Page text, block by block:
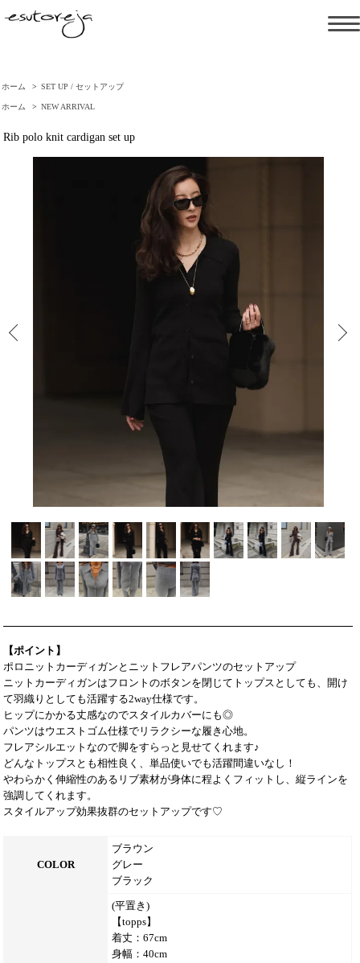
ホーム > SET UP / セットアップ
ホーム > NEW ARRIVAL
Rib polo knit cardigan set up
【ポイント】
ポロニットカーディガンとニットフレアパンツのセットアップ
ニットカーディガンはフロントのボタンを閉じてトップスとしても、開け
て羽織りとしても活躍する2way仕様です。
ヒップにかかる丈感なのでスタイルカバーにも◎
パンツはウエストゴム仕様でリラクシーな履き心地。
フレアシルエットなので脚をすらっと見せてくれます♪
どんなトップスとも相性良く、単品使いでも活躍間違いなし！
やわらかく伸縮性のあるリブ素材が身体に程よくフィットし、縦ラインを
強調してくれます。
スタイルアップ効果抜群のセットアップです♡
COLOR
ブラウン
グレー
ブラック
(平置き)
【topps】
着丈：67cm
身幅：40cm